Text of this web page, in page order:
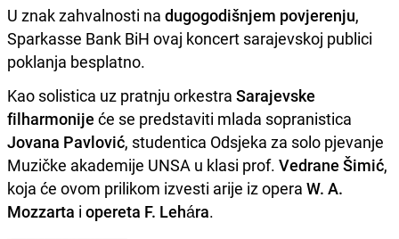
U znak zahvalnosti na dugogodišnjem povjerenju,
Sparkasse Bank BiH ovaj koncert sarajevskoj publici
poklanja besplatno.
Kao solistica uz pratnju orkestra Sarajevske
filharmonije će se predstaviti mlada sopranistica
Jovana Pavlović, studentica Odsjeka za solo pjevanje
Muzičke akademije UNSA u klasi prof. Vedrane Šimić,
koja će ovom prilikom izvesti arije iz opera W. A.
Mozzarta i opereta F. Lehára.